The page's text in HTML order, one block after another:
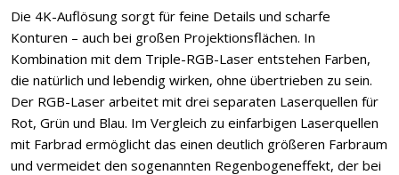
Die 4K-Auflösung sorgt für feine Details und scharfe
Konturen – auch bei großen Projektionsflächen. In
Kombination mit dem Triple-RGB-Laser entstehen Farben,
die natürlich und lebendig wirken, ohne übertrieben zu sein.
Der RGB-Laser arbeitet mit drei separaten Laserquellen für
Rot, Grün und Blau. Im Vergleich zu einfarbigen Laserquellen
mit Farbrad ermöglicht das einen deutlich größeren Farbraum
und vermeidet den sogenannten Regenbogeneffekt, der bei